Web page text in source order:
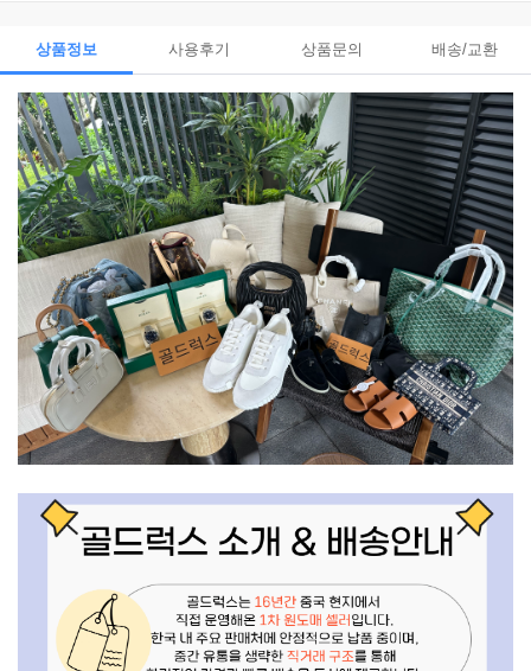
상품정보 사용후기 상품문의 배송/교환